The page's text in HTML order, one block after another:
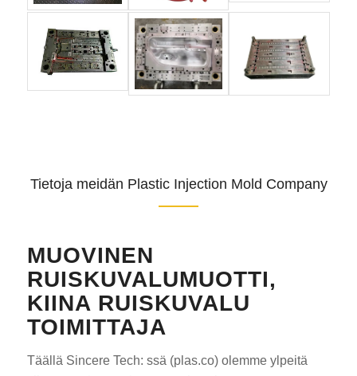
Tietoja meidän Plastic Injection Mold Company
MUOVINEN
RUISKUVALUMUOTTI,
KIINA RUISKUVALU
TOIMITTAJA
Täällä Sincere Tech: ssä (plas.co) olemme ylpeitä